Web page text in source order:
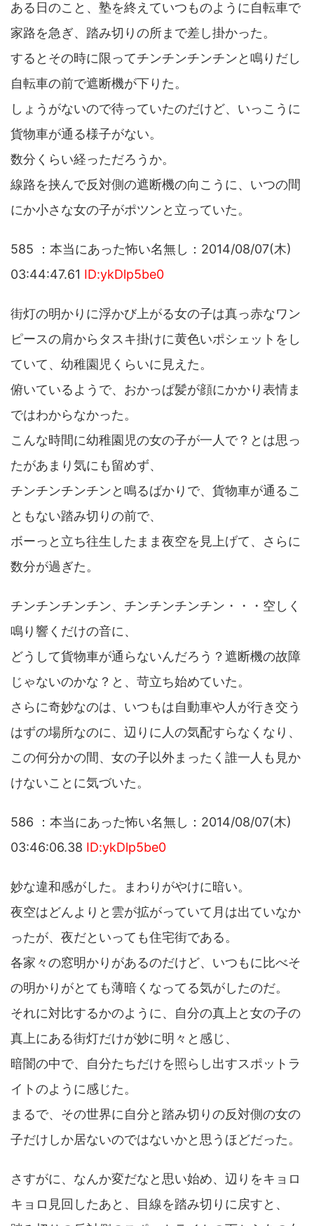
ある日のこと、塾を終えていつものように自転車で
家路を急ぎ、踏み切りの所まで差し掛かった。
するとその時に限ってチンチンチンチンと鳴りだし
自転車の前で遮断機が下りた。
しょうがないので待っていたのだけど、いっこうに
貨物車が通る様子がない。
数分くらい経っただろうか。
線路を挟んで反対側の遮断機の向こうに、いつの間
にか小さな女の子がポツンと立っていた。
585 ：本当にあった怖い名無し：2014/08/07(木)
03:44:47.61 ID:ykDlp5be0
街灯の明かりに浮かび上がる女の子は真っ赤なワン
ピースの肩からタスキ掛けに黄色いポシェットをし
ていて、幼稚園児くらいに見えた。
俯いているようで、おかっぱ髪が顔にかかり表情ま
ではわからなかった。
こんな時間に幼稚園児の女の子が一人で？とは思っ
たがあまり気にも留めず、
チンチンチンチンと鳴るばかりで、貨物車が通るこ
ともない踏み切りの前で、
ボーっと立ち往生したまま夜空を見上げて、さらに
数分が過ぎた。
チンチンチンチン、チンチンチンチン・・・空しく
鳴り響くだけの音に、
どうして貨物車が通らないんだろう？遮断機の故障
じゃないのかな？と、苛立ち始めていた。
さらに奇妙なのは、いつもは自動車や人が行き交う
はずの場所なのに、辺りに人の気配すらなくなり、
この何分かの間、女の子以外まったく誰一人も見か
けないことに気づいた。
586 ：本当にあった怖い名無し：2014/08/07(木)
03:46:06.38 ID:ykDlp5be0
妙な違和感がした。まわりがやけに暗い。
夜空はどんよりと雲が拡がっていて月は出ていなか
ったが、夜だといっても住宅街である。
各家々の窓明かりがあるのだけど、いつもに比べそ
の明かりがとても薄暗くなってる気がしたのだ。
それに対比するかのように、自分の真上と女の子の
真上にある街灯だけが妙に明々と感じ、
暗闇の中で、自分たちだけを照らし出すスポットラ
イトのように感じた。
まるで、その世界に自分と踏み切りの反対側の女の
子だけしか居ないのではないかと思うほどだった。
さすがに、なんか変だなと思い始め、辺りをキョロ
キョロ見回したあと、目線を踏み切りに戻すと、